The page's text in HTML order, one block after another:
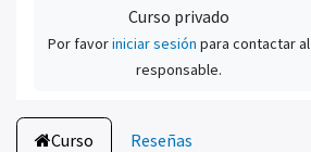
Curso privado
Por favoriniciar sesión para contactar al
responsable.
Curso Reseñas